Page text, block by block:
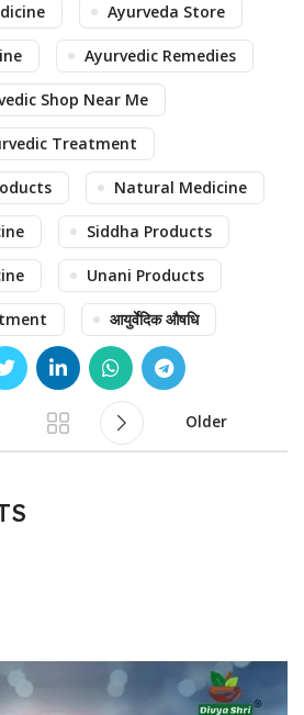
Ayurveda Store
Ayurvedic Remedies
Shop Near Me
Treatment
Natural Medicine
Siddha Products
Unani Products
आयुर्वेदिक औषधि
Older